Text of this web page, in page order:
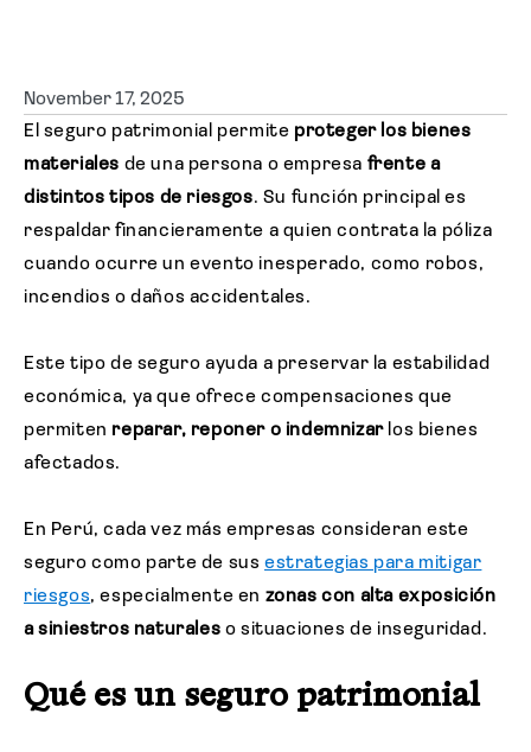
November 17, 2025
El seguro patrimonial permite proteger los bienes
materiales de una persona o empresa frente a
distintos tipos de riesgos. Su función principal es
respaldar financieramente a quien contrata la póliza
cuando ocurre un evento inesperado, como robos,
incendios o daños accidentales.
Este tipo de seguro ayuda a preservar la estabilidad
económica, ya que ofrece compensaciones que
permiten reparar, reponer o indemnizar los bienes
afectados.
En Perú, cada vez más empresas consideran este
seguro como parte de susestrategias para mitigar
riesgos, especialmente en zonas con alta exposición
a siniestros naturales o situaciones de inseguridad.
Qué es un seguro patrimonial